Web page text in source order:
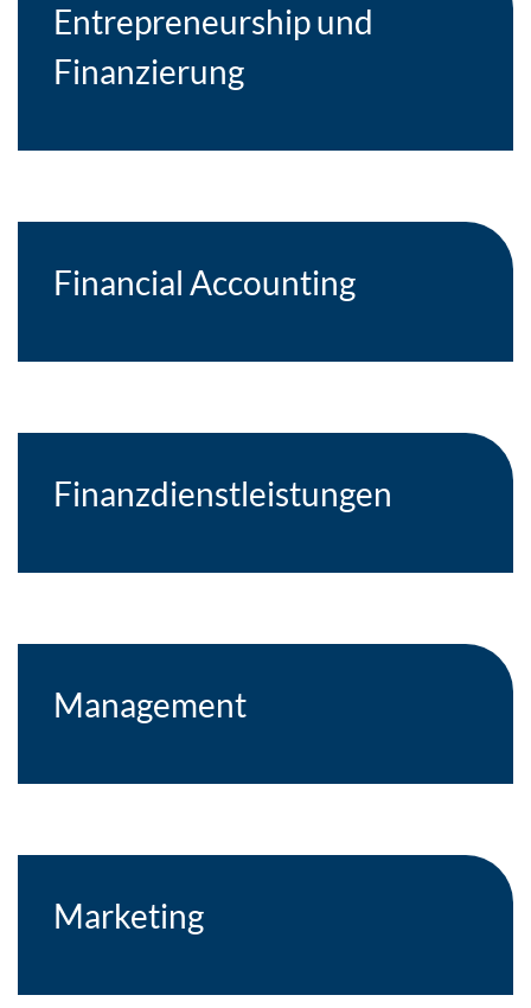
Entrepreneurship und
Finanzierung
Financial Accounting
Finanzdienstleistungen
Management
Marketing